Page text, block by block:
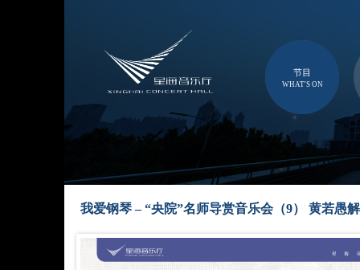
节目
WHAT'S ON
我爱钢琴 – “央院”名师导赏音乐会（9） 黄若愚